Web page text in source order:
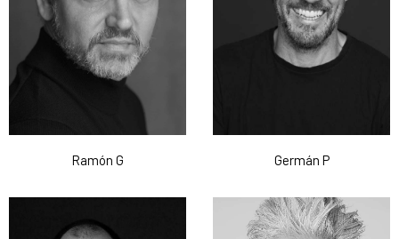
Ramón G Germán P